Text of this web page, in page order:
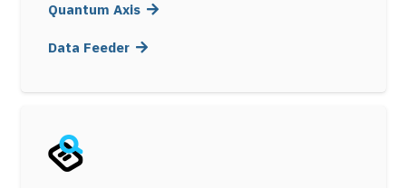
Quantum Axis
Data Feeder